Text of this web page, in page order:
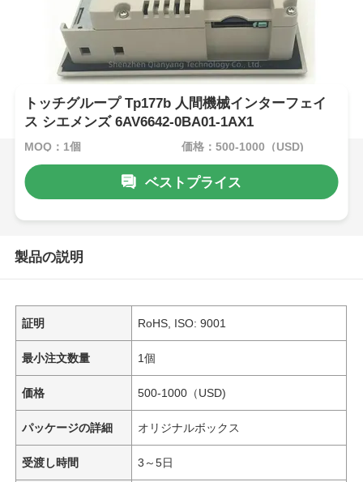
トッチグループ Tp177b 人間機械インターフェイ
ス シエメンズ 6AV6642-0BA01-1AX1
MOQ：1個 価格：500-1000（USD)
ベストプライス
製品の説明
証明 RoHS, ISO: 9001
最小注文数量 1個
価格 500-1000（USD)
パッケージの詳細 オリジナルボックス
受渡し時間 3～5日